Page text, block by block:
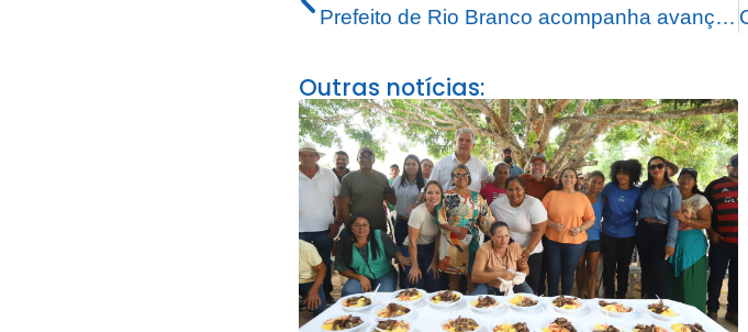
Prefeito de Rio Branco acompanha avanços do projeto 1001 Dignidades e anuncia novas unidades habitacionais
Outras notícias: